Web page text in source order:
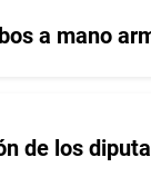
a mano
de los